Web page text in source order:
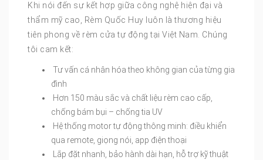
Khi nói đến sự kết hợp giữa công nghệ hiện đại và
thẩm mỹ cao, Rèm Quốc Huy luôn là thương hiệu
tiên phong về rèm cửa tự động tại Việt Nam. Chúng
tôi cam kết:
Tư vấn cá nhân hóa theo không gian của từng gia
đình
Hơn 150 màu sắc và chất liệu rèm cao cấp,
chống bám bụi – chống tia UV
Hệ thống motor tự động thông minh: điều khiển
qua remote, giọng nói, app điện thoại
Lắp đặt nhanh, bảo hành dài hạn, hỗ trợ kỹ thuật